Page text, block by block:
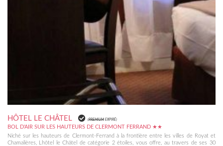
HÔTEL LE CHÂTEL (PREMIUMEXPIRÉ)
BOL D'AIR SUR LES HAUTEURS DE CLERMONT FERRAND ★★
Niché sur les hauteurs de Clermont-Ferrand à la frontière entre les villes de Royat et
Chamalières, Lhôtel le Châtel de catégorie 2 étoiles, vous offre, au travers de ses 30